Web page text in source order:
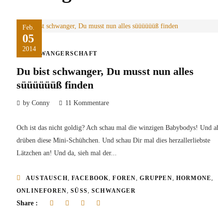
Feb.
05
2014
SCHWANGERSCHAFT
Du bist schwanger, Du musst nun alles
süüüüüüß finden
by Conny 11 Kommentare
Och ist das nicht goldig? Ach schau mal die winzigen Babybodys! Und
drüben diese Mini-Schühchen. Und schau Dir mal dies herzallerliebste
Lätzchen an! Und da, sieh mal der...
AUSTAUSCH, FACEBOOK,FOREN,GRUPPEN, HORMONE,
ONLINEFOREN,SÜSS ,SCHWANGER
Share :